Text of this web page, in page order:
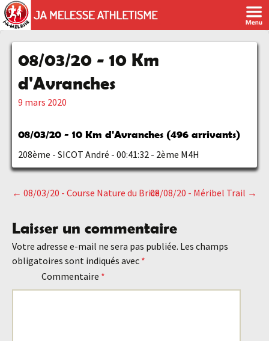
08/03/20 - 10 Km
d'Avranches
9 mars 2020
08/03/20 - 10 Km d'Avranches (496 arrivants)
208ème - SICOT André - 00:41:32 - 2ème M4H
Navigation
des
articles
← 08/03/20 - Course Nature du Brice08/08/20 - Méribel Trail →
Laisser un commentaire
Votre adresse e-mail ne sera pas publiée. Les champs
obligatoires sont indiqués avec *
Commentaire *